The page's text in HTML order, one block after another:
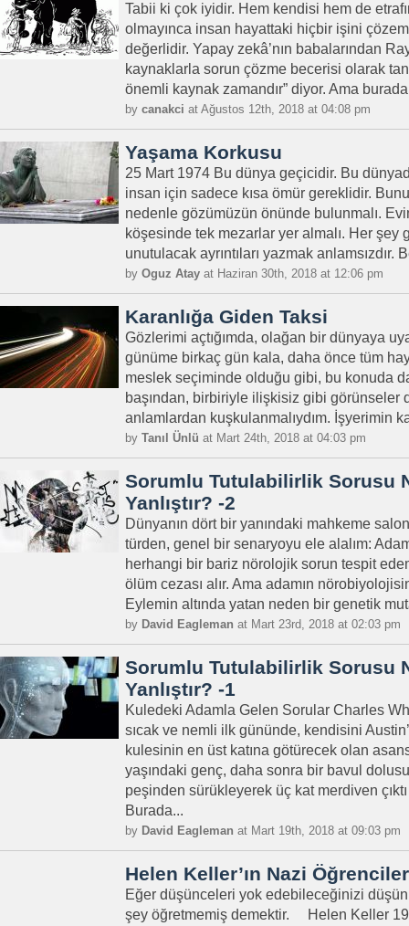
Tabii ki çok iyidir. Hem kendisi hem de
olmayınca insan hayattaki hiçbir işini
değerlidir. Yapay zekâ’nın babalarından
kaynaklarla sorun çözme becerisi olarak
önemli kaynak zamandır” diyor. Ama
by canakci at Ağustos 12th, 2018 at 04:08 pm
Yaşama Korkusu
25 Mart 1974 Bu dünya geçicidir. Bu
insan için sadece kısa ömür gereklidir.
nedenle gözümüzün önünde bulunmalı.
köşesinde tek mezarlar yer almalı. Her şey
unutulacak ayrıntıları yazmak anlamsızdır.
by Oguz Atay at Haziran 30th, 2018 at 12:06 pm
Karanlığa Giden Taksi
Gözlerimi açtığımda, olağan bir dünyaya
günüme birkaç gün kala, daha önce tüm
meslek seçiminde olduğu gibi, bu konuda
başından, birbiriyle ilişkisiz gibi görünseler
anlamlardan kuşkulanmalıydım. İşyerimin
by Tanıl Ünlü at Mart 24th, 2018 at 04:03 pm
Sorumlu Tutulabilirlik Sorusu
Yanlıştır? -2
Dünyanın dört bir yanındaki mahkeme
türden, genel bir senaryoyu ele alalım:
herhangi bir bariz nörolojik sorun tespit
ölüm cezası alır. Ama adamın
Eylemin altında yatan neden bir genetik
by David Eagleman at Mart 23rd, 2018 at 02:03 pm
Sorumlu Tutulabilirlik Sorusu
Yanlıştır? -1
Kuledeki Adamla Gelen Sorular Charles
sıcak ve nemli ilk gününde, kendisini
kulesinin en üst katına götürecek olan
yaşındaki genç, daha sonra bir bavul
peşinden sürükleyerek üç kat merdiven
Burada...
by David Eagleman at Mart 19th, 2018 at 09:03 pm
Helen Keller’ın Nazi
Eğer düşünceleri yok edebileceğinizi
şey öğretmemiş demektir. Helen Keller